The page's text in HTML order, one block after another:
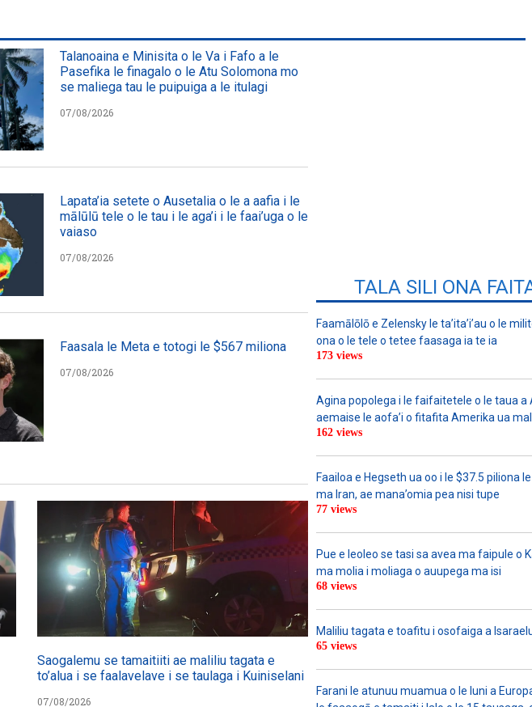
Talanoaina e Minisita o le Va i Fafo a le
Pasefika le finagalo o le Atu Solomona mo
se maliega tau le puipuiga a le itulagi
07/08/2026
Lapata’ia setete o Ausetalia o le a aafia i le
mālūlū tele o le tau i le aga’i i le faai’uga o le
vaiaso
07/08/2026
Faasala le Meta e totogi le $567 miliona
07/08/2026
Saogalemu se tamaitiiti ae maliliu tagata e
to’alua i se faalavelave i se taulaga i Kuiniselani
07/08/2026
TALA SILI ONA
Faamālōlō e Zelensky le ta’ita’i’au o le
ona o le tele o tetee faasaga ia te ia
173 views
Agina popolega i le faifaitetele o le taua a
aemaise le aofa’i o fitafita Amerika ua
162 views
Faailoa e Hegseth ua oo i le $37.5 piliona
ma Iran, ae mana’omia pea nisi tupe
77 views
Pue e leoleo se tasi sa avea ma faipule o
ma molia i moliaga o auupega ma isi
68 views
Maliliu tagata e toafitu i osofaiga a
65 views
Farani le atunuu muamua o le Iuni a